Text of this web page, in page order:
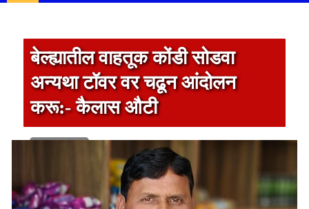
Menu
बेल्ह्यातील वाहतूक कोंडी सोडवा
अन्यथा टॉवर वर चढून आंदोलन
करू:- कैलास औटी